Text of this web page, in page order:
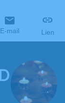
E-mail Lien